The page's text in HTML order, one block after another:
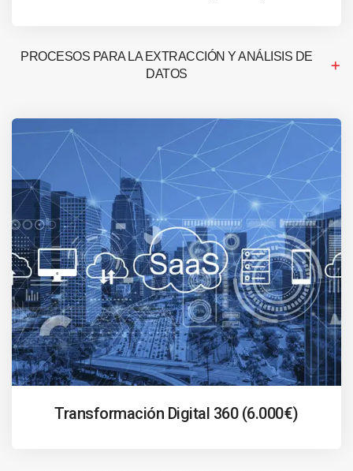
PROCESOS PARA LA EXTRACCIÓN Y ANÁLISIS DE
DATOS
Transformación Digital 360 (6.000€)